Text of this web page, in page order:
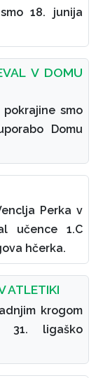
18. junija
V DOMU
smo
Domu
Perka v
učence 1.C
hčerka.
ATLETIKI
krogom
31. ligaško